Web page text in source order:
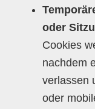
oder
Cookies
nachdem
verlassen
oder